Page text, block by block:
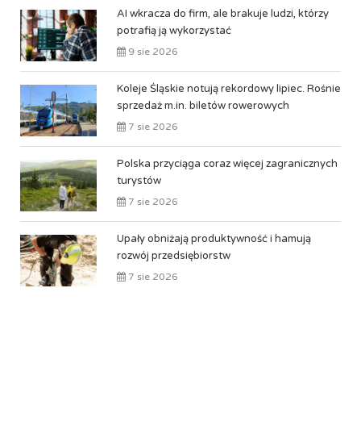
AI wkracza do firm, ale brakuje ludzi, którzy
potrafią ją wykorzystać
9 sie 2026
Koleje Śląskie notują rekordowy lipiec. Rośnie
sprzedaż m.in. biletów rowerowych
7 sie 2026
Polska przyciąga coraz więcej zagranicznych
turystów
7 sie 2026
Upały obniżają produktywność i hamują
rozwój przedsiębiorstw
7 sie 2026